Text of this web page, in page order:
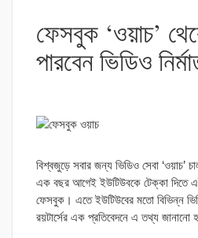
ফেসবুক ‘ওয়াচ’
পারবেন ভিডিও
বিশ্বজুড়ে সবার জন্য ভিডিও সেবা ‘ওয়াচ’
এক বছর আগেই ইউটিউবকে টেক্কা দিতে
ফেসবুক। এতে ইউটিউবের মতো বিভিন্ন
রয়টার্সের এক প্রতিবেদনে এ তথ্য জানানো